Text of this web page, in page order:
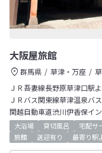
大阪屋旅館
群馬県 草津・万座
ＪＲ吾妻線長野原草津口駅
ＪＲバス関東線草津温泉バ
関越自動車道渋川伊香保イ
大浴場 貸切風呂 宅配サ
旅館
送迎有り 最寄り駅